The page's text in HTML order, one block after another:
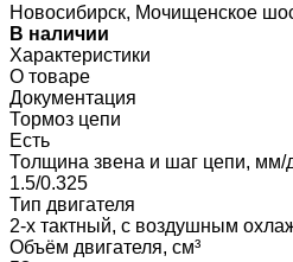
Новосибирск, Мочищенское
В наличии
Характеристики
О товаре
Документация
Тормоз цепи
Есть
Толщина звена и шаг цепи,
1.5/0.325
Тип двигателя
2-х тактный, с воздушным
Объём двигателя, см³